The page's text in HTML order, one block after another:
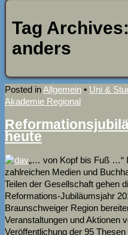
Tag Archives:
anders
Posted inAllgemein • Uni &
Akademie Regional
heute
„… von Kopf bis Fuß …“
zahlreichen Medien und
Teilen der Gesellschaft gehen
Reformations-Jubiläumsjahr
Braunschweiger Region
Veranstaltungen und Aktionen
Veröffentlichung der 95